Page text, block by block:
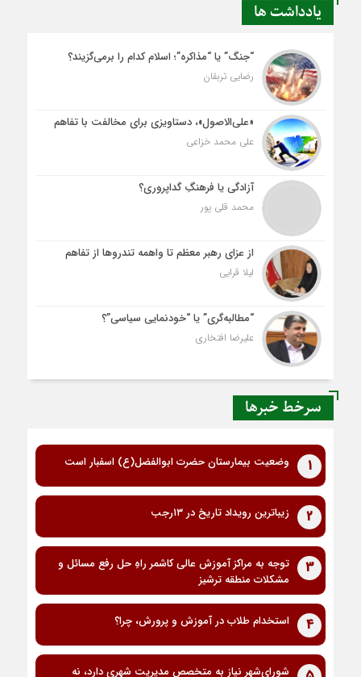
یادداشت ها
“جنگ” یا “مذاکره”؛ اسلام کدام را برمی‌گزیند؟
رضایی تربقان
«علی‌الاصول»، دستاویزی برای مخالفت با تفاهم
علی محمد خزاعی
آزادگی یا فرهنگِ گداپروری؟
محمد قلی پور
از عزای رهبر معظم تا واهمه تندروها از تفاهم
لیلا قرایی
“مطالبه‌گری” یا “خودنمایی سیاسی”؟
علیرضا افتخاری
سرخط خبرها
1 وضعیت بیمارستان حضرت ابوالفضل(ع) اسفبار است
2 زیباترین رویداد تاریخ در ۱۳رجب
3
توجه به مراکز آموزش عالی کاشمر راهِ حل رفع مسائل و
مشکلات منطقه ترشیز
4 استخدام طلاب در آموزش و پرورش، چرا؟
شورای‌شهر نیاز به متخصص مدیریت شهری دارد، نه